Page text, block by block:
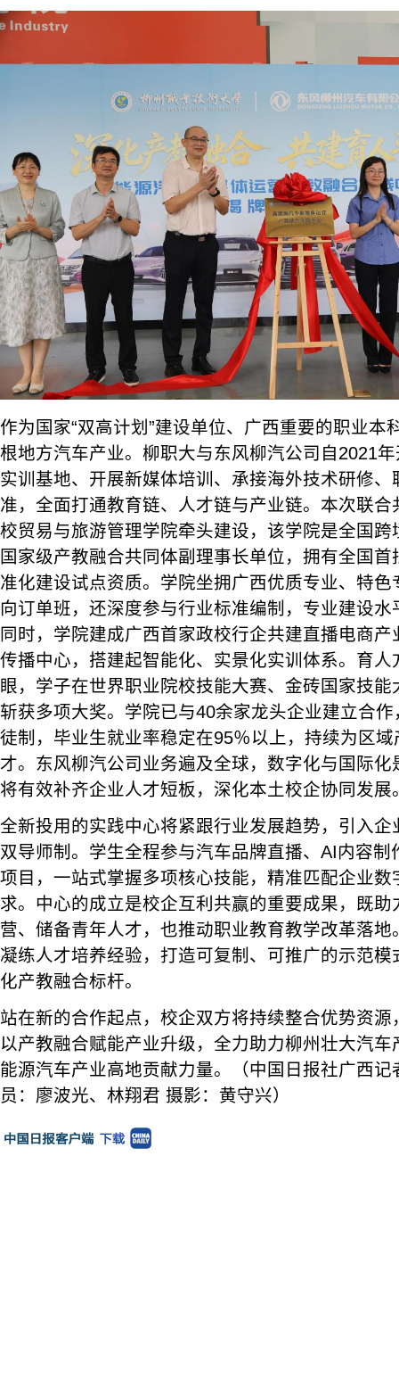
作为国家“双高计划”建设单位、广西重要的职业本
根地方汽车产业。柳职大与东风柳汽公司自2021
实训基地、开展新媒体培训、承接海外技术研修
准，全面打通教育链、人才链与产业链。本次联
校贸易与旅游管理学院牵头建设，该学院是全国
国家级产教融合共同体副理事长单位，拥有全国
准化建设试点资质。学院坐拥广西优质专业、特
向订单班，还深度参与行业标准编制，专业建设
同时，学院建成广西首家政校行企共建直播电商
传播中心，搭建起智能化、实景化实训体系。育人
眼，学子在世界职业院校技能大赛、金砖国家技
斩获多项大奖。学院已与40余家龙头企业建立合
徒制，毕业生就业率稳定在95％以上，持续为区
才。东风柳汽公司业务遍及全球，数字化与国际
将有效补齐企业人才短板，深化本土校企协同发展
全新投用的实践中心将紧跟行业发展趋势，引入
双导师制。学生全程参与汽车品牌直播、AI内容制
项目，一站式掌握多项核心技能，精准匹配企业数
求。中心的成立是校企互利共赢的重要成果，既
营、储备青年人才，也推动职业教育教学改革落
凝练人才培养经验，打造可复制、可推广的示范
化产教融合标杆。
站在新的合作起点，校企双方将持续整合优势资
以产教融合赋能产业升级，全力助力柳州壮大汽
能源汽车产业高地贡献力量。（中国日报社广西
员：廖波光、林翔君 摄影：黄守兴）